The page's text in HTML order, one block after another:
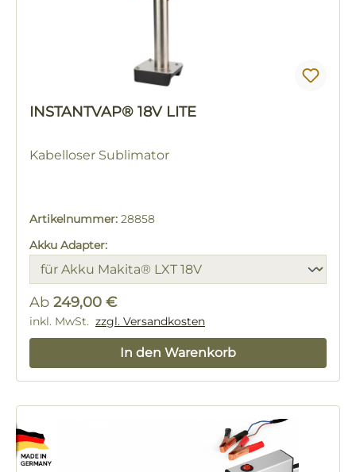
INSTANTVAP® 18V LITE
Kabelloser Sublimator
Artikelnummer: 28858
Akku Adapter:
Ab 249,00 €
Regulärer Preis:
inkl. MwSt. zzgl. Versandkosten
In den Warenkorb